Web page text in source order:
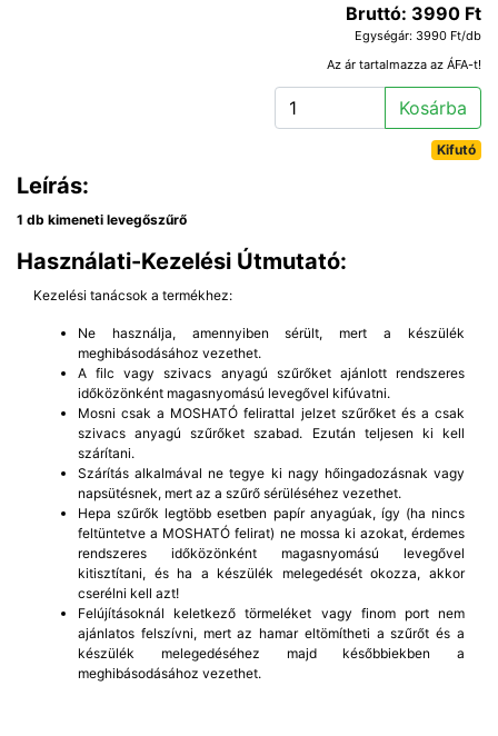
Bruttó: 3990 Ft
Egységár: 3990 Ft/db
Az ár tartalmazza az ÁFA-t!
Kosárba
Kifutó
Leírás:
1 db kimeneti levegőszűrő
Használati-Kezelési Útmutató:
Kezelési tanácsok a termékhez:
Ne használja, amennyiben sérült, mert a készülék
meghibásodásához vezethet.
A filc vagy szivacs anyagú szűrőket ajánlott rendszeres
időközönként magasnyomású levegővel kifúvatni.
Mosni csak a MOSHATÓ felirattal jelzet szűrőket és a csak
szivacs anyagú szűrőket szabad. Ezután teljesen ki kell
szárítani.
Szárítás alkalmával ne tegye ki nagy hőingadozásnak vagy
napsütésnek, mert az a szűrő sérüléséhez vezethet.
Hepa szűrők legtöbb esetben papír anyagúak, így (ha nincs
feltüntetve a MOSHATÓ felirat) ne mossa ki azokat, érdemes
rendszeres időközönként magasnyomású levegővel
kitisztítani, és ha a készülék melegedését okozza, akkor
cserélni kell azt!
Felújításoknál keletkező törmeléket vagy finom port nem
ajánlatos felszívni, mert az hamar eltömítheti a szűrőt és a
készülék melegedéséhez majd későbbiekben a
meghibásodásához vezethet.